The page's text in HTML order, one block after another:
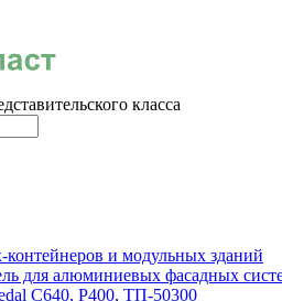
класса
контейнеров и модульных зданий
для алюминиевых фасадных
С640, Р400, ТП-50300